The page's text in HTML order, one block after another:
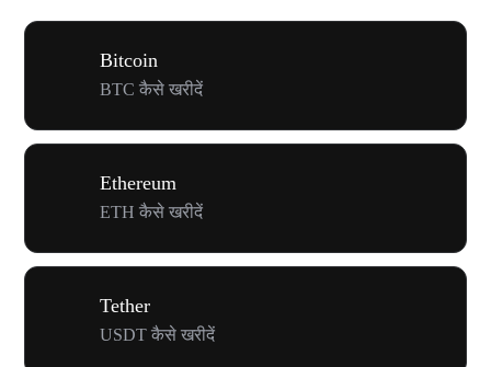
Bitcoin
BTC कैसे खरीदें
Ethereum
ETH कैसे खरीदें
Tether
USDT कैसे खरीदें